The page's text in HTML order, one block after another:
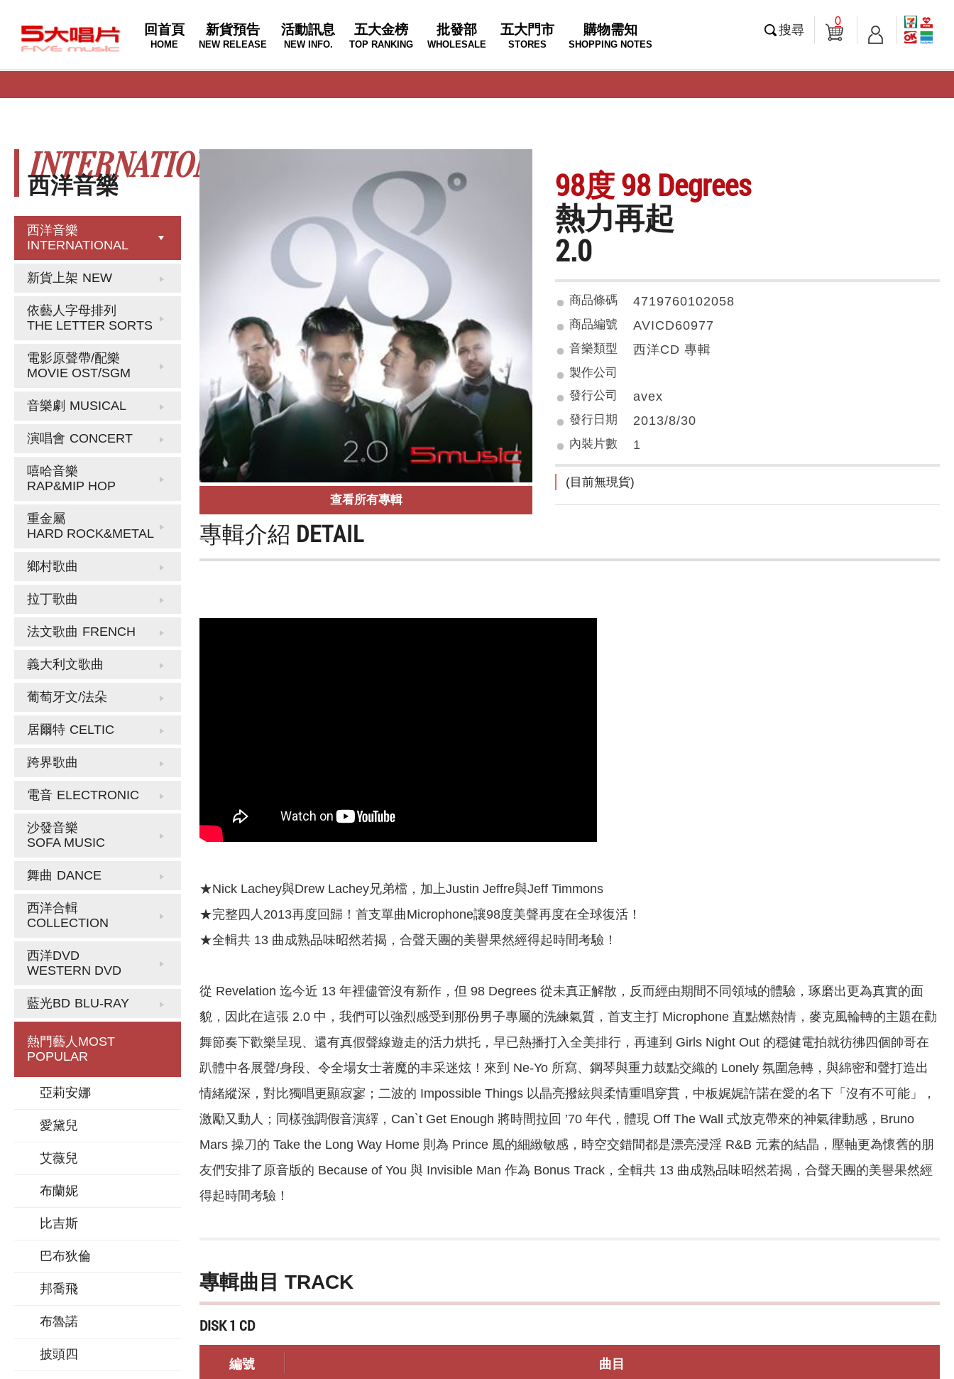
回首頁
HOME
新貨預告
NEW RELEASE
活動訊息
NEW INFO.
五大金榜
TOP RANKING
批發部
WHOLESALE
五大門市
STORES
購物需知
SHOPPING NOTES
搜尋
0
西洋音樂
INTERNATIONAL
西洋音樂
INTERNATIONAL
新貨上架 NEW
依藝人字母排列
THE LETTER SORTS
電影原聲帶/配樂
MOVIE OST/SGM
音樂劇 MUSICAL
演唱會 CONCERT
嘻哈音樂
RAP&MIP HOP
重金屬
HARD ROCK&METAL
鄉村歌曲
拉丁歌曲
法文歌曲 FRENCH
義大利文歌曲
葡萄牙文/法朵
居爾特 CELTIC
跨界歌曲
電音 ELECTRONIC
沙發音樂
SOFA MUSIC
舞曲 DANCE
西洋合輯
COLLECTION
西洋DVD
WESTERN DVD
藍光BD BLU-RAY
熱門藝人 MOST
POPULAR
亞莉安娜
愛黛兒
艾薇兒
布蘭妮
比吉斯
巴布狄倫
邦喬飛
布魯諾
披頭四
查看所有專輯
98度 98 Degrees
熱力再起
2.0
商品條碼 4719760102058
商品編號 AVICD60977
音樂類型 西洋CD 專輯
製作公司
發行公司
avex
發行日期 2013/8/30
內裝片數 1
(目前無現貨)
專輯介紹 DETAIL
★Nick Lachey與Drew Lachey兄弟檔，加上Justin Jeffre與Jeff Timmons
★完整四人2013再度回歸！首支單曲Microphone讓98度美聲再度在全球復活！
★全輯共 13 曲成熟品味昭然若揭，合聲天團的美譽果然經得起時間考驗！
從 Revelation 迄今近 13 年裡儘管沒有新作，但 98 Degrees 從未真正解散，反而經由期間不同領域的體驗，琢磨出更為真實的面
貌，因此在這張 2.0 中，我們可以強烈感受到那份男子專屬的洗練氣質，首支主打 Microphone 直點燃熱情，麥克風輪轉的主題在勸
舞節奏下歡樂呈現、還有真假聲線遊走的活力烘托，早已熱播打入全美排行，再連到 Girls Night Out 的穩健電拍就彷彿四個帥哥在
趴體中各展聲/身段、令全場女士著魔的丰采迷炫！來到 Ne-Yo 所寫、鋼琴與重力鼓點交織的 Lonely 氛圍急轉，與綿密和聲打造出
情緒縱深，對比獨唱更顯寂寥；二波的 Impossible Things 以晶亮撥絃與柔情重唱穿貫，中板娓娓許諾在愛的名下「沒有不可能」，
激勵又動人；同樣強調假音演繹，Can`t Get Enough 將時間拉回 ’70 年代，體現 Off The Wall 式放克帶來的神氣律動感，Bruno
Mars 操刀的 Take the Long Way Home 則為 Prince 風的細緻敏感，時空交錯間都是漂亮浸淫 R&B 元素的結晶，壓軸更為懷舊的朋
友們安排了原音版的 Because of You 與 Invisible Man 作為 Bonus Track，全輯共 13 曲成熟品味昭然若揭，合聲天團的美譽果然經
得起時間考驗！
專輯曲目 TRACK
DISK 1 CD
編號 曲目